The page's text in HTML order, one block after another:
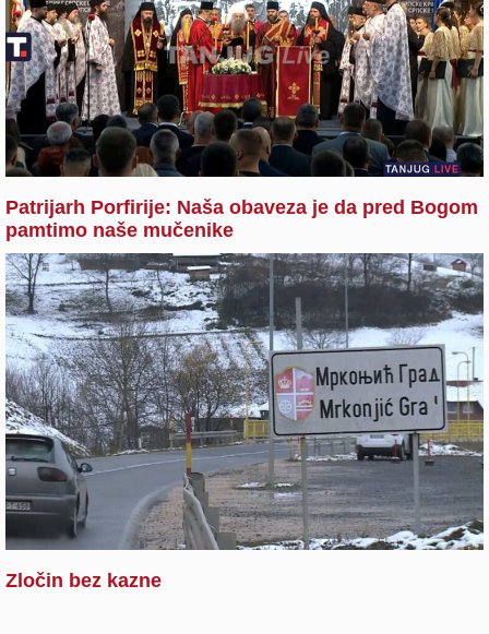
Patrijarh Porfirije: Naša obaveza je da pred Bogom
pamtimo naše mučenike
Zločin bez kazne